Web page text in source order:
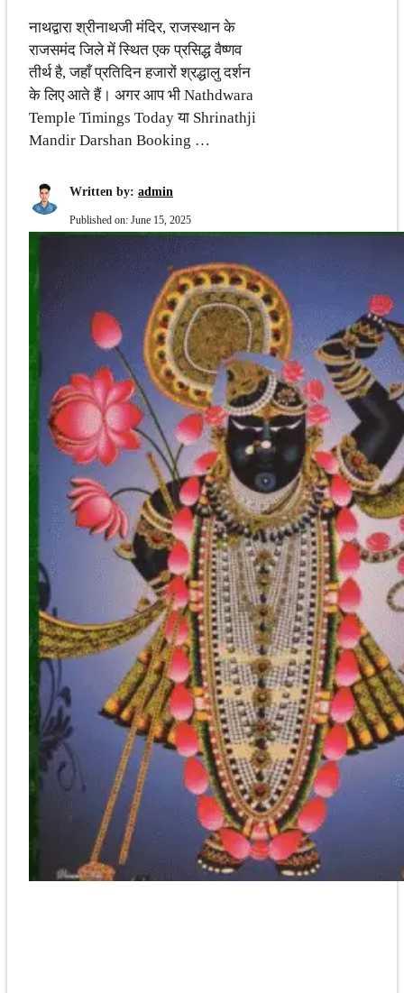
नाथद्वारा श्रीनाथजी मंदिर, राजस्थान के
राजसमंद जिले में स्थित एक प्रसिद्ध वैष्णव
तीर्थ है, जहाँ प्रतिदिन हजारों श्रद्धालु दर्शन
के लिए आते हैं। अगर आप भी Nathdwara
Temple Timings Today या Shrinathji
Mandir Darshan Booking …
Written by: admin
Published on: June 15, 2025